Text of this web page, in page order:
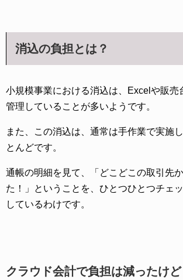
消込の負担とは？
小規模事業における消込は、Excelや販売
管理していることが多いようです。
また、この消込は、通常は手作業で実施
とんどです。
通帳の明細を見て、「どこどこの取引先
た！」ということを、ひとつひとつチェ
しているわけです。
クラウド会計で負担は減ったけど